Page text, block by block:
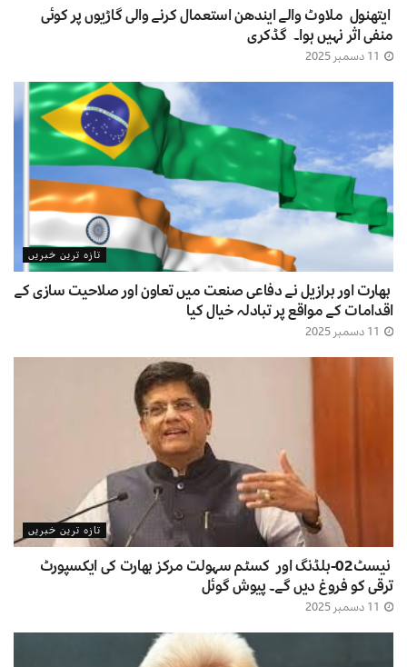
ایتھنول ملاوٹ والے ایندھن استعمال کرنے والی گاڑیوں پر کوئی
منفی اثر نہیں ہوا۔ گڈکری
تازہ ترین خبریں
بھارت اور برازیل نے دفاعی صنعت میں تعاون اور صلاحیت سازی کے
اقدامات کے مواقع پر تبادلہ خیال کیا
تازہ ترین خبریں
نیسٹ02-بلڈنگ اور کسٹم سہولت مرکز بھارت کی ایکسپورٹ
ترقی کو فروغ دیں گے۔ پیوش گوئل